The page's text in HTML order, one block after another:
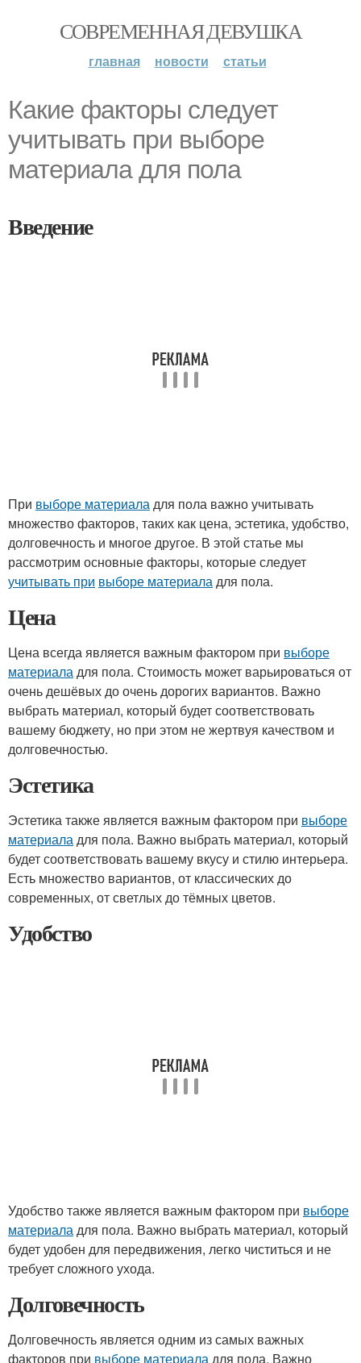
СОВРЕМЕННАЯ ДЕВУШКА
главная новости статьи
Какие факторы следует
учитывать при выборе
материала для пола
Введение
При выборе материаладля пола важно учитывать
множество факторов, таких как цена, эстетика, удобство,
долговечность и многое другое. В этой статье мы
рассмотрим основные факторы, которые следует
учитывать при выборе материаладля пола.
Цена
Цена всегда является важным фактором при выборе
материаладля пола. Стоимость может варьироваться от
очень дешёвых до очень дорогих вариантов. Важно
выбрать материал, который будет соответствовать
вашему бюджету, но при этом не жертвуя качеством и
долговечностью.
Эстетика
Эстетика также является важным фактором при выборе
материаладля пола. Важно выбрать материал, который
будет соответствовать вашему вкусу и стилю интерьера.
Есть множество вариантов, от классических до
современных, от светлых до тёмных цветов.
Удобство
Удобство также является важным фактором при выборе
материаладля пола. Важно выбрать материал, который
будет удобен для передвижения, легко чиститься и не
требует сложного ухода.
Долговечность
Долговечность является одним из самых важных
факторов при выборе материаладля пола. Важно